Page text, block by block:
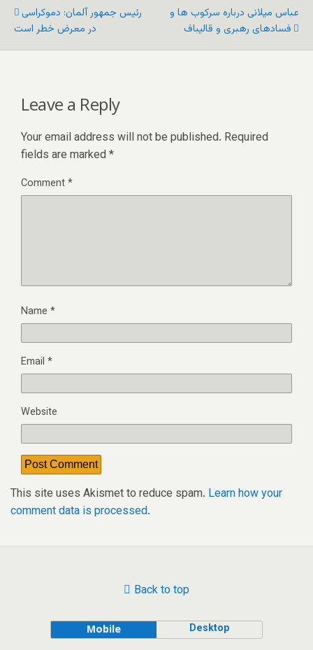
رئیس جمهور آلمان: دموکراسی
در معرض خطر است
عباس میلانی درباره سرکوب ها و
فسادهای رهبری و قالیباف
Leave a Reply
Your email address will not be published. Required
fields are marked *
Comment*
Name *
Email *
Website
This site uses Akismet to reduce spam. Learn how your
comment data is processed.
Back to top
Mobile Desktop